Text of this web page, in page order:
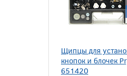
Щипцы для
кнопок и блочек
651420